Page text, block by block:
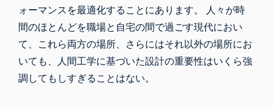
ォーマンスを最適化することにあります。 人々が時
間のほとんどを職場と自宅の間で過ごす現代におい
て、これら両方の場所、さらにはそれ以外の場所にお
いても、人間工学に基づいた設計の重要性はいくら強
調してもしすぎることはない。